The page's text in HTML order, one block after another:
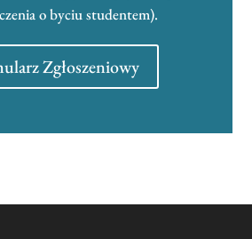
o byciu studentem).
Zgłoszeniowy